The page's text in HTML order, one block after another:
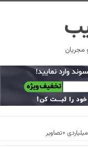
مجریان
+تصاویر